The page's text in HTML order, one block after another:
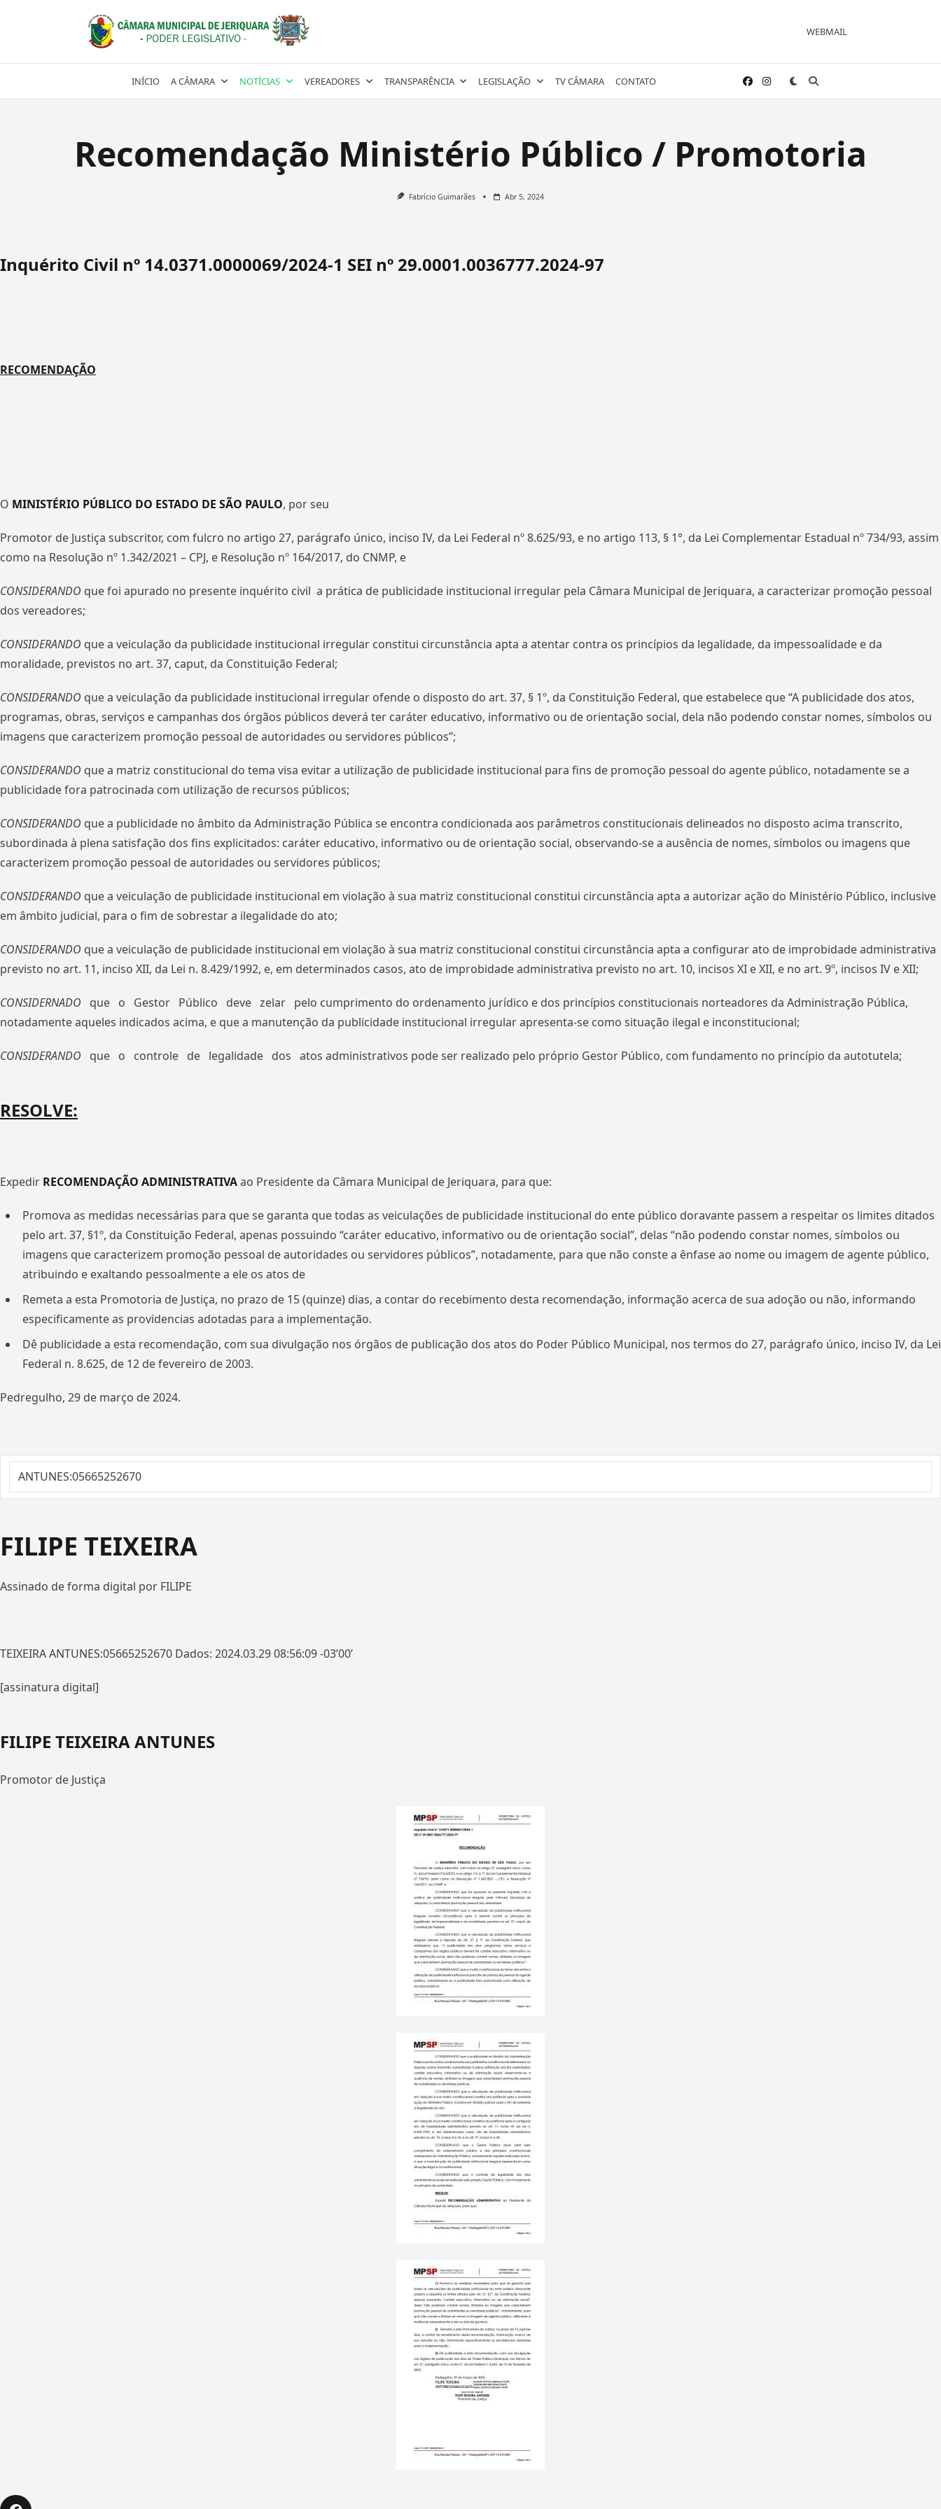
WEBMAIL
INÍCIO A CÂMARA NOTÍCIAS VEREADORES TRANSPARÊNCIA LEGISLAÇÃO TV CÂMARA CONTATO
Recomendação Ministério Público / Promotoria
Fabrício Guimarães Abr 5, 2024
Inquérito Civil nº 14.0371.0000069/2024-1 SEI nº 29.0001.0036777.2024-97
RECOMENDAÇÃO
O MINISTÉRIO PÚBLICO DO ESTADO DE SÃO PAULO, por seu
Promotor de Justiça subscritor, com fulcro no artigo 27, parágrafo único, inciso IV, da Lei Federal nº 8.625/93, e no artigo 113, § 1°, da Lei Complementar Estadual nº 734/93, assim
como na Resolução nº 1.342/2021 – CPJ, e Resolução nº 164/2017, do CNMP, e
CONSIDERANDO que foi apurado no presente inquérito civil a prática de publicidade institucional irregular pela Câmara Municipal de Jeriquara, a caracterizar promoção pessoal
dos vereadores;
CONSIDERANDO que a veiculação da publicidade institucional irregular constitui circunstância apta a atentar contra os princípios da legalidade, da impessoalidade e da
moralidade, previstos no art. 37, caput, da Constituição Federal;
CONSIDERANDO que a veiculação da publicidade institucional irregular ofende o disposto do art. 37, § 1º, da Constituição Federal, que estabelece que “A publicidade dos atos,
programas, obras, serviços e campanhas dos órgãos públicos deverá ter caráter educativo, informativo ou de orientação social, dela não podendo constar nomes, símbolos ou
imagens que caracterizem promoção pessoal de autoridades ou servidores públicos”;
CONSIDERANDO que a matriz constitucional do tema visa evitar a utilização de publicidade institucional para fins de promoção pessoal do agente público, notadamente se a
publicidade fora patrocinada com utilização de recursos públicos;
CONSIDERANDO que a publicidade no âmbito da Administração Pública se encontra condicionada aos parâmetros constitucionais delineados no disposto acima transcrito,
subordinada à plena satisfação dos fins explicitados: caráter educativo, informativo ou de orientação social, observando-se a ausência de nomes, símbolos ou imagens que
caracterizem promoção pessoal de autoridades ou servidores públicos;
CONSIDERANDO que a veiculação de publicidade institucional em violação à sua matriz constitucional constitui circunstância apta a autorizar ação do Ministério Público, inclusive
em âmbito judicial, para o fim de sobrestar a ilegalidade do ato;
CONSIDERANDO que a veiculação de publicidade institucional em violação à sua matriz constitucional constitui circunstância apta a configurar ato de improbidade administrativa
previsto no art. 11, inciso XII, da Lei n. 8.429/1992, e, em determinados casos, ato de improbidade administrativa previsto no art. 10, incisos XI e XII, e no art. 9º, incisos IV e XII;
CONSIDERNADO que o Gestor Público deve zelar pelo cumprimento do ordenamento jurídico e dos princípios constitucionais norteadores da Administração Pública,
notadamente aqueles indicados acima, e que a manutenção da publicidade institucional irregular apresenta-se como situação ilegal e inconstitucional;
CONSIDERANDO que o controle de legalidade dos atos administrativos pode ser realizado pelo próprio Gestor Público, com fundamento no princípio da autotutela;
RESOLVE:
Expedir RECOMENDAÇÃO ADMINISTRATIVAao Presidente da Câmara Municipal de Jeriquara, para que:
Promova as medidas necessárias para que se garanta que todas as veiculações de publicidade institucional do ente público doravante passem a respeitar os limites ditados
pelo art. 37, §1º, da Constituição Federal, apenas possuindo “caráter educativo, informativo ou de orientação social”, delas “não podendo constar nomes, símbolos ou
imagens que caracterizem promoção pessoal de autoridades ou servidores públicos”, notadamente, para que não conste a ênfase ao nome ou imagem de agente público,
atribuindo e exaltando pessoalmente a ele os atos de
Remeta a esta Promotoria de Justiça, no prazo de 15 (quinze) dias, a contar do recebimento desta recomendação, informação acerca de sua adoção ou não, informando
especificamente as providencias adotadas para a implementação.
Dê publicidade a esta recomendação, com sua divulgação nos órgãos de publicação dos atos do Poder Público Municipal, nos termos do 27, parágrafo único, inciso IV, da Lei
Federal n. 8.625, de 12 de fevereiro de 2003.
Pedregulho, 29 de março de 2024.
ANTUNES:05665252670
FILIPE TEIXEIRA
Assinado de forma digital por FILIPE
TEIXEIRA ANTUNES:05665252670 Dados: 2024.03.29 08:56:09 -03’00’
[assinatura digital]
FILIPE TEIXEIRA ANTUNES
Promotor de Justiça